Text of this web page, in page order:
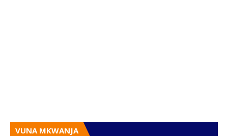
VUNA MKWANJA